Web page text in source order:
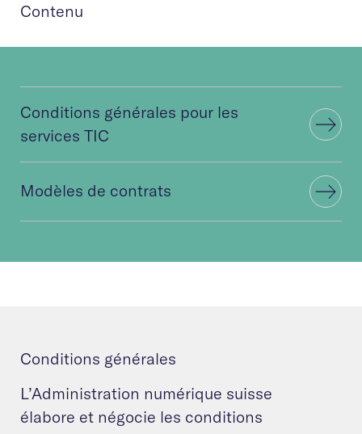
Contenu
Conditions générales pour les
services TIC
Modèles de contrats
Conditions générales
L’Administration numérique suisse
élabore et négocie les conditions